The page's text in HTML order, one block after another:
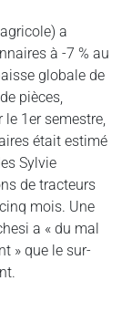
a
à -7 % au
globale de
pièces,
1er semestre,
était estimé
Sylvie
de tracteurs
mois. Une
a « du mal
» que le sur-